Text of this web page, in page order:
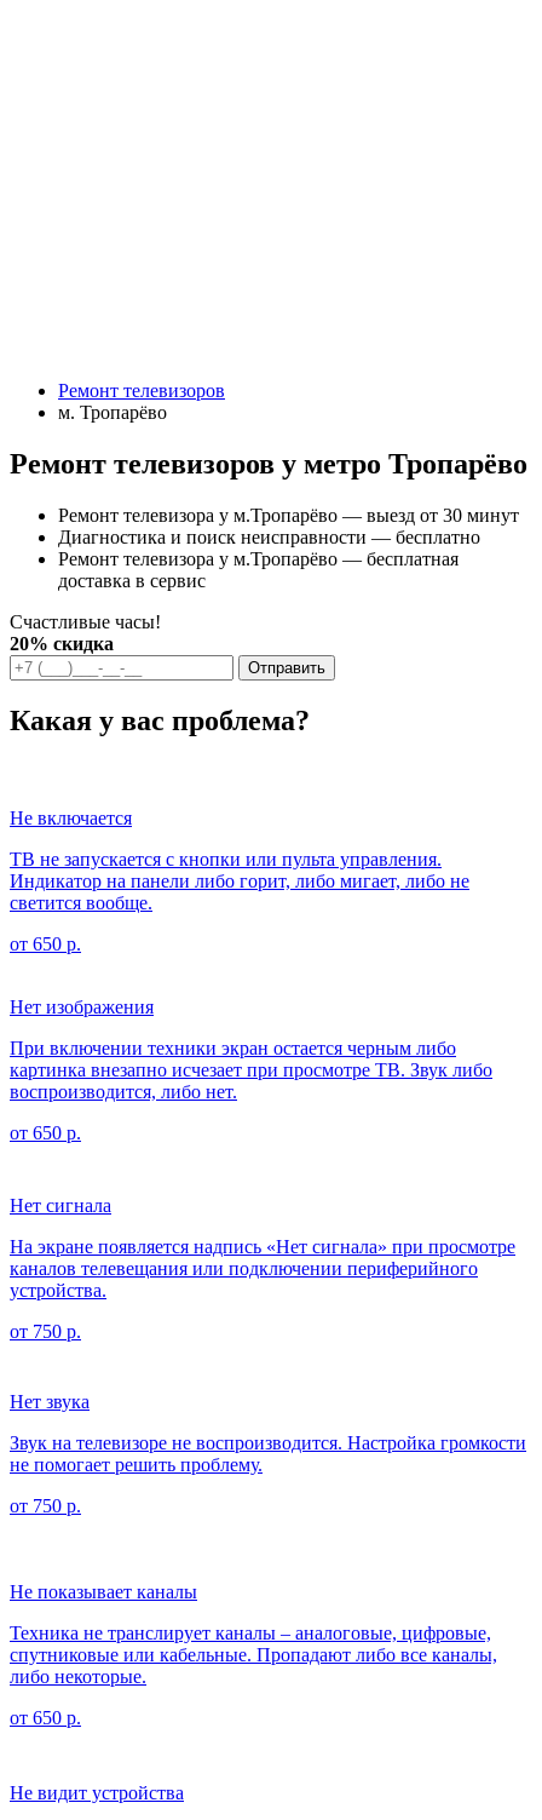
Ремонт телевизоров
м. Тропарёво
Ремонт телевизоров у метро Тропарёво
Ремонт телевизора у м.Тропарёво — выезд от 30 минут
Диагностика и поиск неисправности — бесплатно
Ремонт телевизора у м.Тропарёво — бесплатная
доставка в сервис
Счастливые часы!
20% скидка
Отправить
Какая у вас проблема?
Не включается
ТВ не запускается с кнопки или пульта управления.
Индикатор на панели либо горит, либо мигает, либо не
светится вообще.
от 650 р.
Нет изображения
При включении техники экран остается черным либо
картинка внезапно исчезает при просмотре ТВ. Звук либо
воспроизводится, либо нет.
от 650 р.
Нет сигнала
На экране появляется надпись «Нет сигнала» при просмотре
каналов телевещания или подключении периферийного
устройства.
от 750 р.
Нет звука
Звук на телевизоре не воспроизводится. Настройка громкости
не помогает решить проблему.
от 750 р.
Не показывает каналы
Техника не транслирует каналы – аналоговые, цифровые,
спутниковые или кабельные. Пропадают либо все каналы,
либо некоторые.
от 650 р.
Не видит устройства